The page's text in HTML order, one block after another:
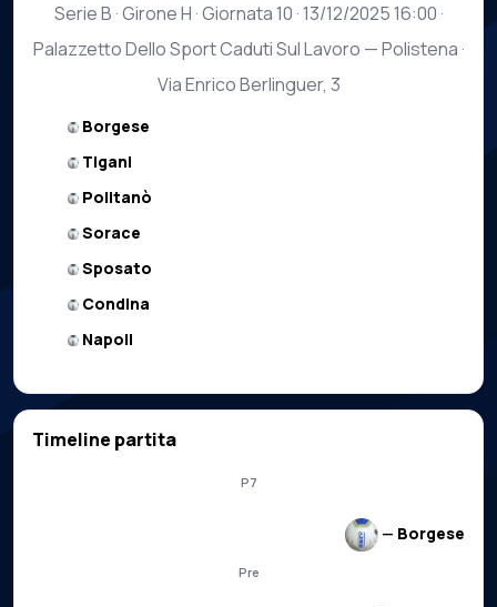
Serie B · Girone H · Giornata 10 · 13/12/2025 16:00 ·
Palazzetto Dello Sport Caduti Sul Lavoro — Polistena ·
Via Enrico Berlinguer, 3
Borgese
Tigani
Politanò
Sorace
Sposato
Condina
Napoli
Timeline partita
P7
— Borgese
Pre